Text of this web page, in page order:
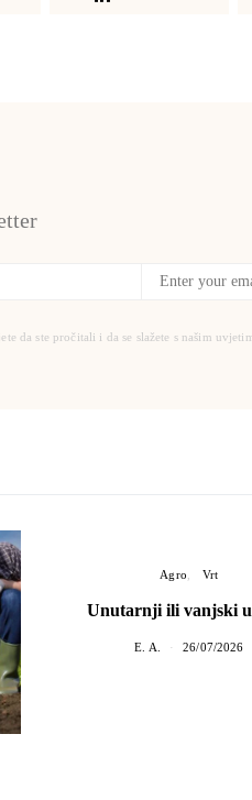
da ste pročitali i da se slažete s našim
Agro Vrt
Unutarnji ili vanjski
E. A. 26/07/2026